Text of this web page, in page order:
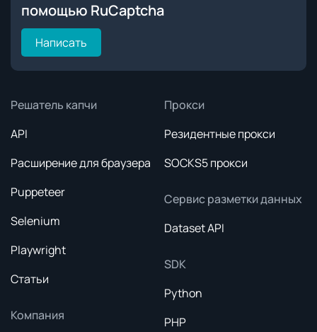
помощью RuCaptcha
Написать
Решатель капчи
API
Расширение для браузера
Puppeteer
Selenium
Playwright
Статьи
Компания
Прокси
Резидентные прокси
SOCKS5 прокси
Сервис разметки данных
Dataset API
SDK
Python
PHP